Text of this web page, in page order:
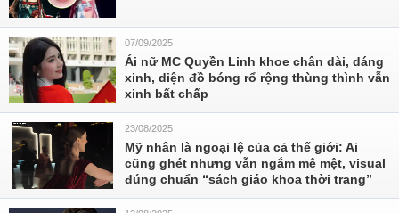
07/09/2025
Ái nữ MC Quyền Linh khoe chân dài, dáng
xinh, diện đồ bóng rổ rộng thùng thình vẫn
xinh bất chấp
23/08/2025
Mỹ nhân là ngoại lệ của cả thế giới: Ai
cũng ghét nhưng vẫn ngắm mê mệt, visual
đúng chuẩn “sách giáo khoa thời trang”